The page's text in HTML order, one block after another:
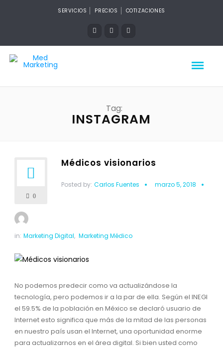
SERVICIOS PRECIOS COTIZACIONES
Tag:
INSTAGRAM
0
Médicos visionarios
Posted by: Carlos Fuentes marzo 5, 2018
in: Marketing Digital, Marketing Médico
No podemos predecir como va actualizándose la
tecnología, pero podemos ir a la par de ella. Según el INEGI
el 59.5% de la población en México se declaró usuario de
Internet esto significa que más de la mitad de las personas
en nuestro país usan el Internet, una oportunidad enorme
para actualizarnos en el área digital. Si bien usted como